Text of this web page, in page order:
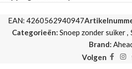
EAN: 4260562940947
Categorieën: Snoep zonder suiker,
Brand:
Volgen